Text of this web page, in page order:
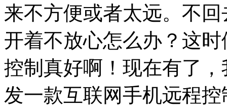
来不方便或者太远。不
开着不放心怎么办？这
控制真好啊！现在有了
发一款互联网手机远程